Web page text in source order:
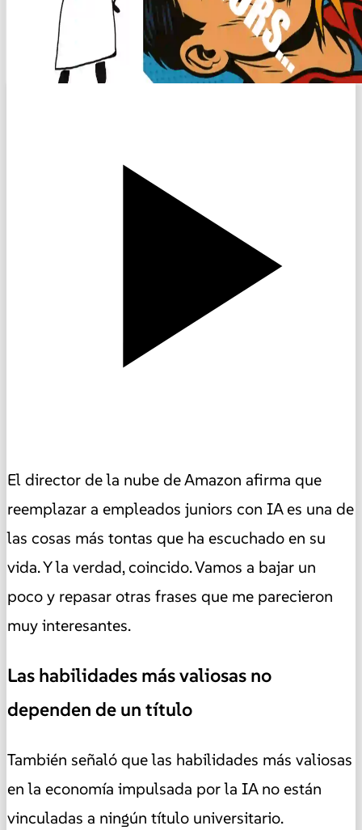
El director de la nube de Amazon afirma que
reemplazar a empleados juniors con IA es una de
las cosas más tontas que ha escuchado en su
vida. Y la verdad, coincido. Vamos a bajar un
poco y repasar otras frases que me parecieron
muy interesantes.
Las habilidades más valiosas no
dependen de un título
También señaló que las habilidades más valiosas
en la economía impulsada por la IA no están
vinculadas a ningún título universitario.